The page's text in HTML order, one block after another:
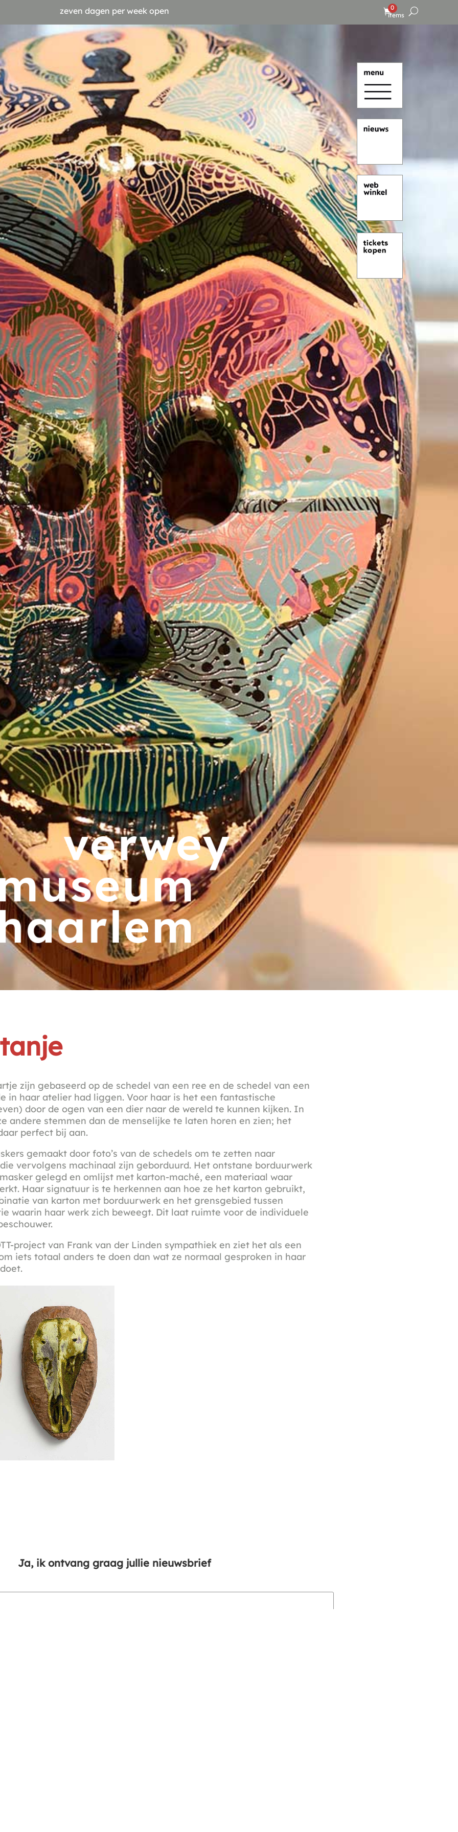
zeven dagen per week open
0
items
zijn gebaseerd op de schedel van een ree en de schedel van een
in haar atelier had liggen. Voor haar is het een fantastische
door de ogen van een dier naar de wereld te kunnen kijken. In
andere stemmen dan de menselijke te laten horen en zien; het
perfect bij aan.
gemaakt door foto’s van de schedels om te zetten naar
vervolgens machinaal zijn geborduurd. Het ontstane borduurwerk
gelegd en omlijst met karton-maché, een materiaal waar
Haar signatuur is te herkennen aan hoe ze het karton gebruikt,
van karton met borduurwerk en het grensgebied tussen
waarin haar werk zich beweegt. Dit laat ruimte voor de individuele
project van Frank van der Linden sympathiek en ziet het als een
iets totaal anders te doen dan wat ze normaal gesproken in haar
Ja, ik ontvang graag jullie nieuwsbrief